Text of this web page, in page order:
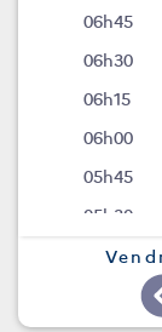
06h45
06h30
06h15
06h00
05h45
05h30
05h15